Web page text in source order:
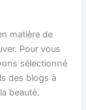
matière de
Pour vous
sélectionné
des blogs à
beauté.